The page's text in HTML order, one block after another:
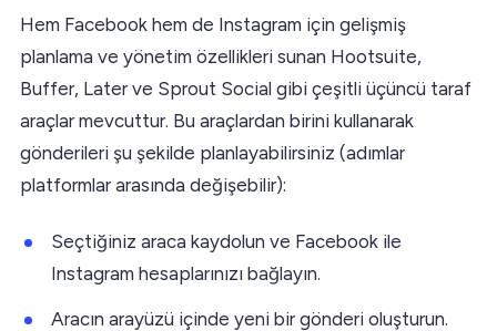
Hem Facebook hem de Instagram için gelişmiş
planlama ve yönetim özellikleri sunan Hootsuite,
Buffer, Later ve Sprout Social gibi çeşitli üçüncü taraf
araçlar mevcuttur. Bu araçlardan birini kullanarak
gönderileri şu şekilde planlayabilirsiniz (adımlar
platformlar arasında değişebilir):
Seçtiğiniz araca kaydolun ve Facebook ile
Instagram hesaplarınızı bağlayın.
Aracın arayüzü içinde yeni bir gönderi oluşturun.